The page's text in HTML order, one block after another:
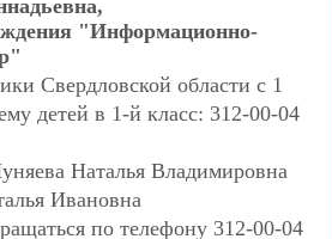
"Информационно-
Свердловской области с 1
детей в 1-й класс: 312-00-04
Наталья Владимировна
Ивановна
по телефону 312-00-04